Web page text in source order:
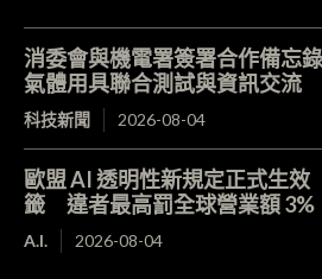
消委會與機電署簽署合作備忘
氣體用具聯合測試與資訊交流
科技新聞 2026-08-04
歐盟 AI 透明性新規定正式生
籤 違者最高罰全球營業額 3%
A.I. 2026-08-04